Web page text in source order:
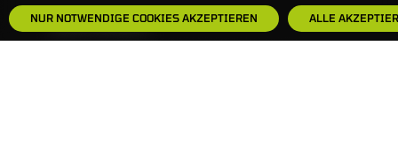
HÄUFIG GESUCHT:
NUR NOTWENDIGE COOKIES AKZEPTIEREN ALLE